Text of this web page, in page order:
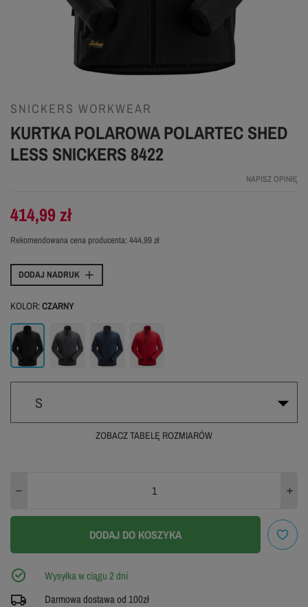
SNICKERS WORKWEAR
KURTKA POLAROWA POLARTEC SHED
LESS SNICKERS 8422
NAPISZ OPINIĘ
Rekomendowana cena producenta: 444,99 zł
414,99 zł
DODAJ NADRUK
KOLOR:CZARNY
Czarny Szary GranatowyCzerwony
S
S
3XL
ZOBACZ TABELĘ ROZMIARÓW
ZOBACZ TABELĘ ROZMIARÓW
DODAJ DO KOSZYKA
Wysyłka w ciągu 2 dni
Darmowa dostawa od 100zł